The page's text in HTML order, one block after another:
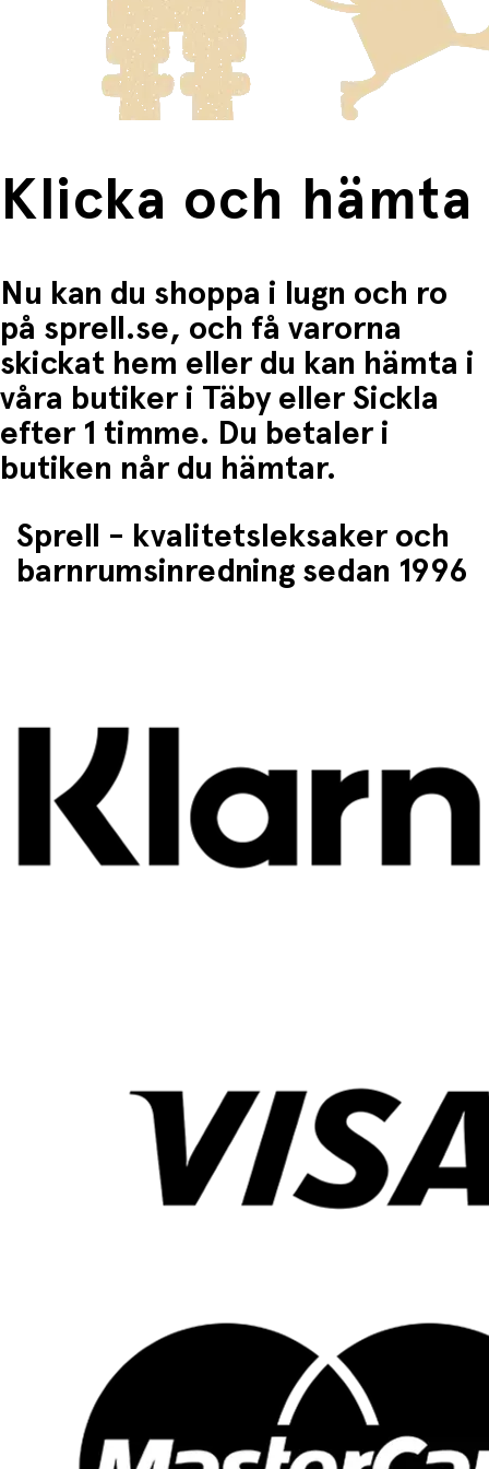
Höjd (inklusive pinne): 12,7 cm (5 tum).
Material:
Vax.
Produkter som omfattas av detta är tydligt märkta, och
frakten för dessa varor visas i kassan.
Fri frakt när du handlar för mer än 1500:-
Klicka och hämta
Nu kan du shoppa i lugn och ro
på sprell.se, och få varorna
skickat hem eller du kan hämta i
våra butiker i Täby eller Sickla
efter 1 timme. Du betaler i
butiken når du hämtar.
Sprell - kvalitetsleksaker och
barnrumsinredning sedan 1996